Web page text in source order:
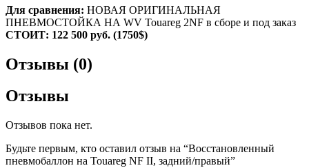
Для сравнения: НОВАЯ ОРИГИНАЛЬНАЯ
ПНЕВМОСТОЙКА НА WV Touareg 2NF в сборе и под заказ
СТОИТ: 122 500 руб. (1750$)
Отзывы (0)
Отзывы
Отзывов пока нет.
Будьте первым, кто оставил отзыв на “Восстановленный
пневмобаллон на Touareg NF II, задний/правый”